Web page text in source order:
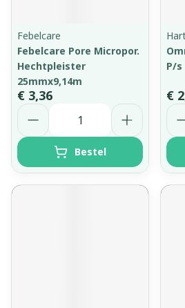
Febelcare
Febelcare Pore Micropor.
Hechtpleister
25mmx9,14m
€ 3,36
Aantal
Bestel
P/s
€